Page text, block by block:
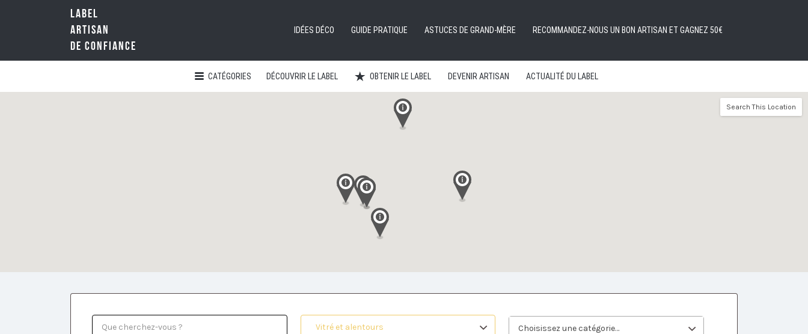
LABEL
ARTISAN
DE CONFIANCE
IDÉES DÉCO GUIDE PRATIQUE ASTUCES DE GRAND-MÈRE RECOMMANDEZ-NOUS UN BON ARTISAN ET GAGNEZ 50€
Rechercher:
CATÉGORIES DÉCOUVRIR LE LABEL OBTENIR LE LABEL DEVENIR ARTISAN ACTUALITÉ DU LABEL
Search This Location
Vitré et alentours Choisissez une catégorie…